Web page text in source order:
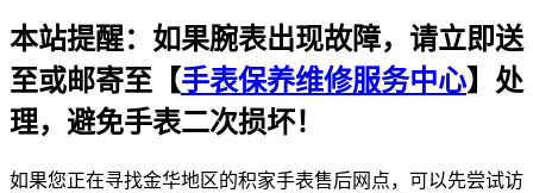
本站提醒：如果腕表出现故障，请立即送
至或邮寄至【手表保养维修服务中心】处
理，避免手表二次损坏！
如果您正在寻找金华地区的积家手表售后网点，可以先尝试访